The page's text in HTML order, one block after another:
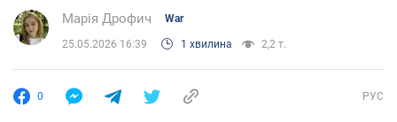
Марія Дрофич War
25.05.2026 16:39 1 хвилина 2,2 т.
0 РУС